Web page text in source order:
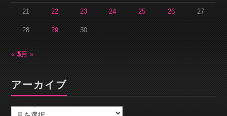
21 22 23 24 25 26 27
28 29 30
« 3月5月 »
アーカイブ